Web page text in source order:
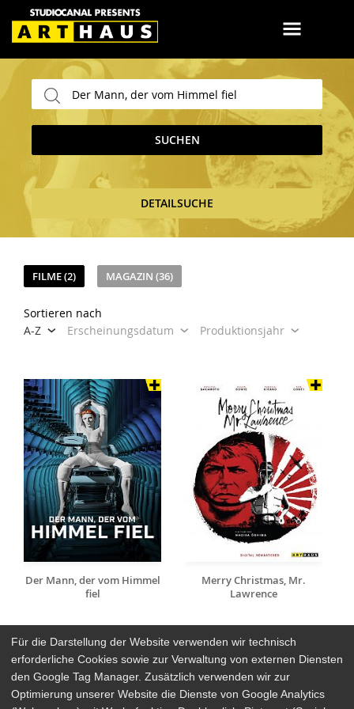
SUCHEN
DETAILSUCHE
FILME (2) MAGAZIN (36)
Sortieren nach
A-Z
Erscheinungsdatum Produktionsjahr
Der Mann, der vom Himmel
fiel
Merry Christmas, Mr.
Lawrence
Arthaus Stores
Für die Darstellung der Website verwenden wir technisch
erforderliche Cookies sowie zur Verwaltung von externen Diensten
den Google Tag Manager. Zusätzlich verwenden wir zur
Optimierung unserer Website die Dienste von Google Analytics